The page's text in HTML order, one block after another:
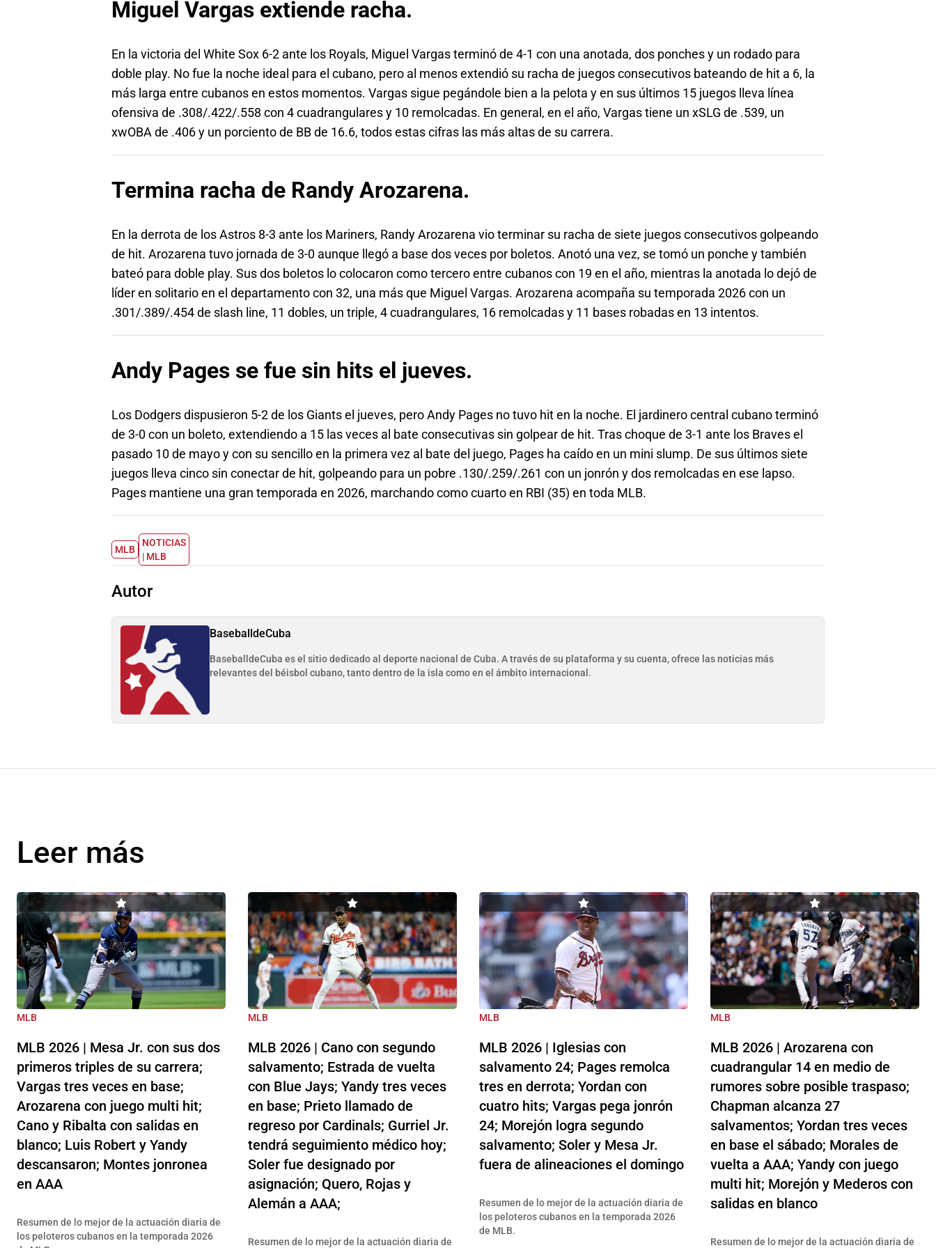
Miguel Vargas extiende racha.
En la victoria del White Sox 6-2 ante los Royals, Miguel Vargas terminó de 4-1 con una anotada, dos ponches y un rodado para
doble play. No fue la noche ideal para el cubano, pero al menos extendió su racha de juegos consecutivos bateando de hit a 6, la
más larga entre cubanos en estos momentos. Vargas sigue pegándole bien a la pelota y en sus últimos 15 juegos lleva línea
ofensiva de .308/.422/.558 con 4 cuadrangulares y 10 remolcadas. En general, en el año, Vargas tiene un xSLG de .539, un
xwOBA de .406 y un porciento de BB de 16.6, todos estas cifras las más altas de su carrera.
Termina racha de Randy Arozarena.
En la derrota de los Astros 8-3 ante los Mariners, Randy Arozarena vio terminar su racha de siete juegos consecutivos golpeando
de hit. Arozarena tuvo jornada de 3-0 aunque llegó a base dos veces por boletos. Anotó una vez, se tomó un ponche y también
bateó para doble play. Sus dos boletos lo colocaron como tercero entre cubanos con 19 en el año, mientras la anotada lo dejó de
líder en solitario en el departamento con 32, una más que Miguel Vargas. Arozarena acompaña su temporada 2026 con un
.301/.389/.454 de slash line, 11 dobles, un triple, 4 cuadrangulares, 16 remolcadas y 11 bases robadas en 13 intentos.
Andy Pages se fue sin hits el jueves.
Los Dodgers dispusieron 5-2 de los Giants el jueves, pero Andy Pages no tuvo hit en la noche. El jardinero central cubano terminó
de 3-0 con un boleto, extendiendo a 15 las veces al bate consecutivas sin golpear de hit. Tras choque de 3-1 ante los Braves el
pasado 10 de mayo y con su sencillo en la primera vez al bate del juego, Pages ha caído en un mini slump. De sus últimos siete
juegos lleva cinco sin conectar de hit, golpeando para un pobre .130/.259/.261 con un jonrón y dos remolcadas en ese lapso.
Pages mantiene una gran temporada en 2026, marchando como cuarto en RBI (35) en toda MLB.
MLB
NOTICIAS
| MLB
Autor
BaseballdeCuba
BaseballdeCuba es el sitio dedicado al deporte nacional de Cuba. A través de su plataforma y su cuenta, ofrece las noticias más
relevantes del béisbol cubano, tanto dentro de la isla como en el ámbito internacional.
Leer más
MLB
MLB 2026 | Mesa Jr. con sus dos
primeros triples de su carrera;
Vargas tres veces en base;
Arozarena con juego multi hit;
Cano y Ribalta con salidas en
blanco; Luis Robert y Yandy
descansaron; Montes jonronea
en AAA
Resumen de lo mejor de la actuación diaria de
los peloteros cubanos en la temporada 2026
MLB
MLB 2026 | Cano con segundo
salvamento; Estrada de vuelta
con Blue Jays; Yandy tres veces
en base; Prieto llamado de
regreso por Cardinals; Gurriel Jr.
tendrá seguimiento médico hoy;
Soler fue designado por
asignación; Quero, Rojas y
Alemán a AAA;
Resumen de lo mejor de la actuación diaria de
MLB
MLB 2026 | Iglesias con
salvamento 24; Pages remolca
tres en derrota; Yordan con
cuatro hits; Vargas pega jonrón
24; Morejón logra segundo
salvamento; Soler y Mesa Jr.
fuera de alineaciones el domingo
Resumen de lo mejor de la actuación diaria de
los peloteros cubanos en la temporada 2026
de MLB.
MLB
MLB 2026 | Arozarena con
cuadrangular 14 en medio de
rumores sobre posible traspaso;
Chapman alcanza 27
salvamentos; Yordan tres veces
en base el sábado; Morales de
vuelta a AAA; Yandy con juego
multi hit; Morejón y Mederos con
salidas en blanco
Resumen de lo mejor de la actuación diaria de